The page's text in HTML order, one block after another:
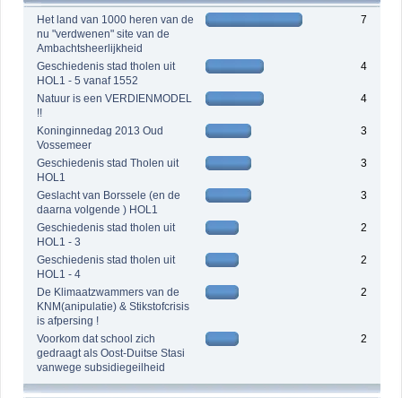
Het land van 1000 heren van de
nu "verdwenen" site van de
Ambachtsheerlijkheid
7
Geschiedenis stad tholen uit
HOL1 - 5 vanaf 1552
4
Natuur is een VERDIENMODEL
!!
4
Koninginnedag 2013 Oud
Vossemeer
3
Geschiedenis stad Tholen uit
HOL1
3
Geslacht van Borssele (en de
daarna volgende ) HOL1
3
Geschiedenis stad tholen uit
HOL1 - 3
2
Geschiedenis stad tholen uit
HOL1 - 4
2
De Klimaatzwammers van de
KNM(anipulatie) & Stikstofcrisis
is afpersing !
2
Voorkom dat school zich
gedraagt als Oost-Duitse Stasi
vanwege subsidiegeilheid
2